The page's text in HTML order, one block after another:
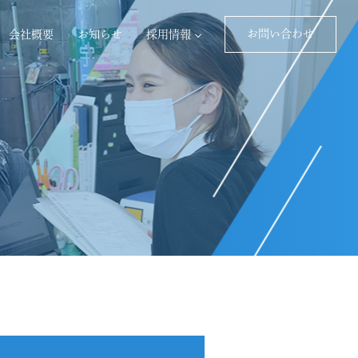
会社概要 お知らせ 採用情報 お問い合わせ